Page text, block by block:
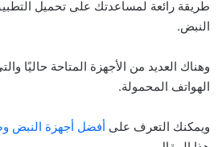
طريقة رائعة لمساعدتك على تحميل
النبض.
وهناك العديد من الأجهزة المتاحة حاليًا
الهواتف المحمولة.
ويمكنك التعرف على أفضل أجهزة النبض